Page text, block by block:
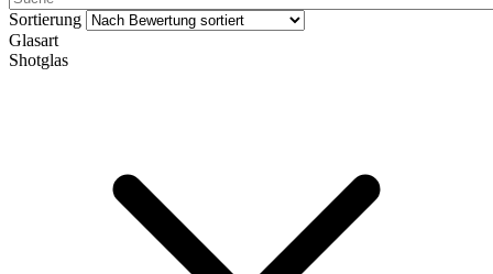
Sortierung
Glasart
Shotglas